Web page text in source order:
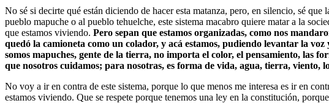
No sé si decirte qué están diciendo de hacer esta matanza, pero, en silencio, sé
pueblo mapuche o al pueblo tehuelche, este sistema macabro quiere matar a la
que estamos viviendo. Pero sepan que estamos organizadas, como nos
quedó la camioneta como un colador, y acá estamos, pudiendo levantar la
somos mapuches, gente de la tierra, no importa el color, el pensamiento, las
que nosotros cuidamos; para nosotras, es forma de vida, agua, tierra, viento,
No voy a ir en contra de este sistema, porque lo que menos me interesa es ir en
estamos viviendo. Que se respete porque tenemos una ley en la constitución,